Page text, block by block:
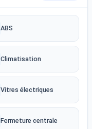
ABS
Climatisation
Vitres électriques
Fermeture centrale